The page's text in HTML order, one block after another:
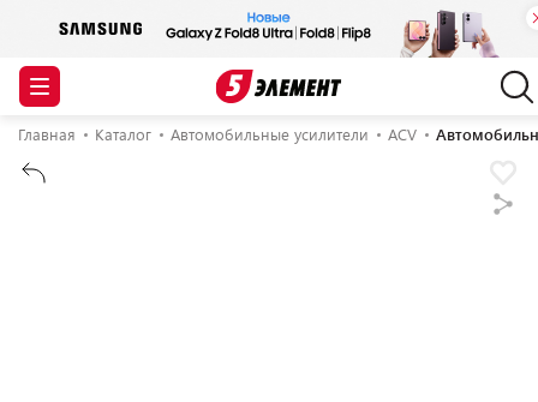
Главная Каталог Автомобильные усилители ACV